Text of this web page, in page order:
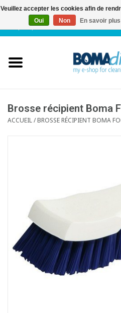
FR|
Service client
Brosse récipient Boma
ACCUEIL/BROSSE RÉCIPIENT BOMA
Veuillez accepter les cookies afin de
Oui
Non En savoir